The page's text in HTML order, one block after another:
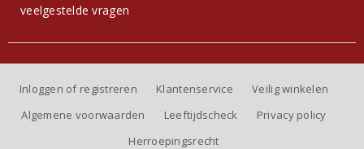
veelgestelde vragen
Inloggen of registreren Klantenservice
Veilig winkelen
Algemene voorwaarden
Leeftijdscheck
Privacy policy
Herroepingsrecht